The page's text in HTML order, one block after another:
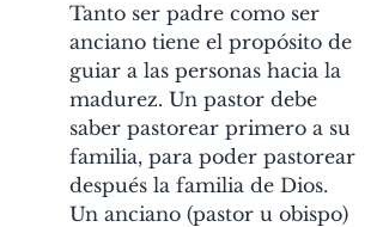
Tanto ser padre como ser
anciano tiene el propósito de
guiar a las personas hacia la
madurez. Un pastor debe
saber pastorear primero a su
familia, para poder pastorear
después la familia de Dios.
Un anciano (pastor u obispo)